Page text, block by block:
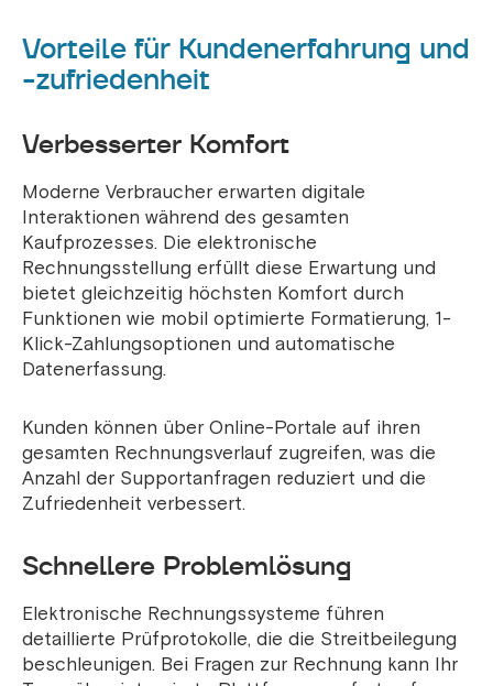
Vorteile für Kundenerfahrung und
-zufriedenheit
Verbesserter Komfort
Moderne Verbraucher erwarten digitale
Interaktionen während des gesamten
Kaufprozesses. Die elektronische
Rechnungsstellung erfüllt diese Erwartung und
bietet gleichzeitig höchsten Komfort durch
Funktionen wie mobil optimierte Formatierung, 1-
Klick-Zahlungsoptionen und automatische
Datenerfassung.
Kunden können über Online-Portale auf ihren
gesamten Rechnungsverlauf zugreifen, was die
Anzahl der Supportanfragen reduziert und die
Zufriedenheit verbessert.
Schnellere Problemlösung
Elektronische Rechnungssysteme führen
detaillierte Prüfprotokolle, die die Streitbeilegung
beschleunigen. Bei Fragen zur Rechnung kann Ihr